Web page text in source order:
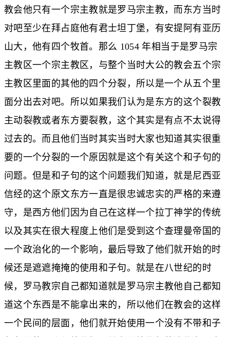
教会他只有一个宗主教就是罗马宗主教，而东方当时
对吧至少在拜占庭他有君士坦丁堡，有安提阿有亚历
山大，他有四个牧首。那么 1054 年相当于是罗马宗
主教区一个宗主教区，与整个当时大公的教会五个宗
主教区里面的其他的四个分裂，所以是一个从五个里
面分出去对吧。所以如果我们认为是东方的这个裂教
主动裂教或者东方要裂教，这个其实是有点不太说得
过去的。而且他们当时其实当时大家也知道其实很重
要的一个分裂的一个原因就是这个有关这个和子句的
问题。但是和子句的这个问题我们知道，就是尼西亚
信经的这个原文东方一直是很忠诚忠实的严格的来遵
守，是西方他们因为自己在这样一个拉丁神学的传统
以及其实在很大程度上他们是受到这个查理曼帝国的
一个政治化的一个影响，最后导致了他们就开始的时
候还是遮遮掩掩的使用和子句。就是在八世纪的时
候，罗马教宗自己都知道就是罗马宗主教他自己都知
道这个东西是不能拿出来的，所以他们在教会的这样
一个民间的层面，他们就开始使用一个没有不带和子